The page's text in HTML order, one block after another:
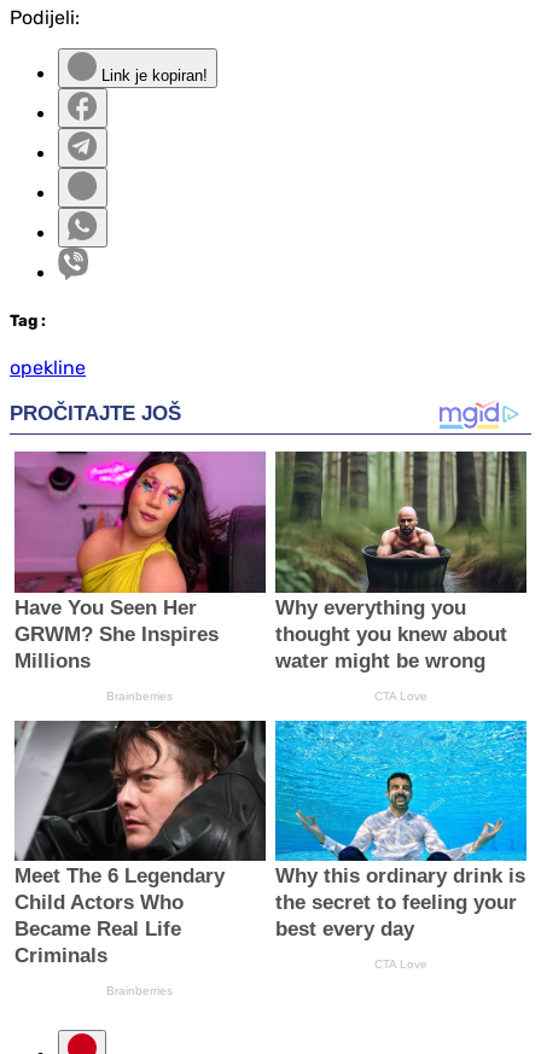
Podijeli:
Link je kopiran!
Tag :
opekline